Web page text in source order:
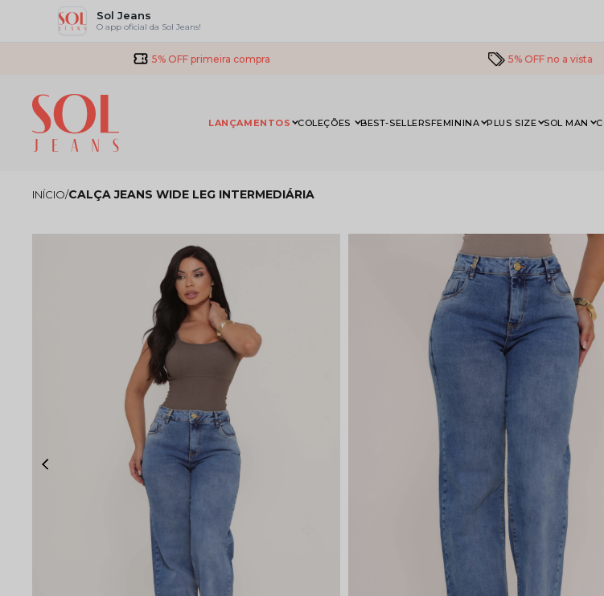
Sol Jeans
O app oficial da Sol Jeans!
5% OFF primeira compra 5% OFF no a vista
LANÇAMENTOS COLEÇÕES BEST-SELLERSFEMININA PLUS SIZE SOL MAN
CALÇA JEANS WIDE LEG INTERMEDIÁRIA